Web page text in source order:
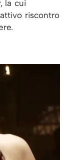
la cui
riscontro